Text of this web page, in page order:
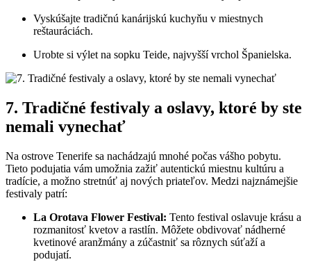
Vyskúšajte tradičnú kanárijskú kuchyňu v miestnych
reštauráciách.
Urobte si výlet na sopku Teide, najvyšší vrchol Španielska.
7. Tradičné festivaly a oslavy, ktoré by ste
nemali vynechať
Na ostrove Tenerife sa nachádzajú mnohé počas vášho pobytu.
Tieto podujatia vám umožnia zažiť autentickú miestnu kultúru a
tradície, a možno stretnúť aj nových priateľov. Medzi najznámejšie
festivaly patrí:
La Orotava Flower Festival: Tento festival oslavuje krásu a
rozmanitosť kvetov a rastlín. Môžete obdivovať nádherné
kvetinové aranžmány a zúčastniť sa rôznych súťaží a
podujatí.